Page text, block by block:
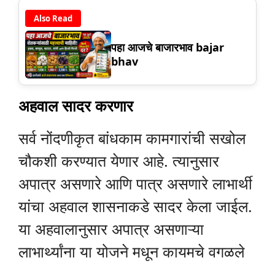
Also Read
पहा आजचे बाजारभाव bajar
bhav
अहवाल सादर करणार
सर्व नोंदणीकृत बांधकाम कामगारांची सखोल
चौकशी करण्यात येणार आहे. त्यानुसार
अपात्र असणारे आणि पात्र असणारे लाभार्थी
यांचा अहवाल शासनाकडे सादर केला जाईल.
या अहवालानुसार अपात्र असणाऱ्या
लाभार्थ्यांना या योजने मधून कायमचे वगळले